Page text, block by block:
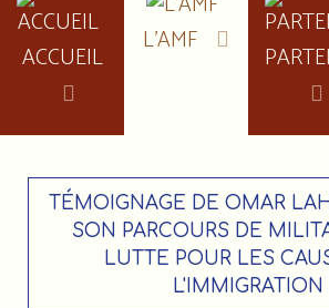
ACCUEIL L'AMF
TÉMOIGNAGE DE OMAR
SON PARCOURS DE
LUTTE POUR LES
L'IMMIGRATION